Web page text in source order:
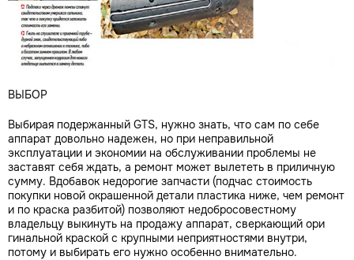
ВЫБОР
Выбирая подержанный GTS, нужно знать, что сам по себе
аппарат довольно надежен, но при неправильной
эксплуатации и экономии на обслуживании проблемы не
заставят себя ждать, а ремонт может вылететь в приличную
сумму. Вдобавок недорогие запчасти (подчас стоимость
покупки новой окрашенной детали пластика ниже, чем ремонт
и по краска разбитой) позволяют недобросовестному
владельцу выкинуть на продажу аппарат, сверкающий ори
гинальной краской с крупными неприятностями внутри,
потому и выбирать его нужно особенно внимательно.